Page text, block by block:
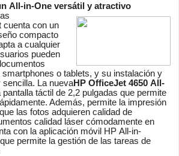
All-in-One versátil y atractivo
cuenta con un
compacto
a cualquier
pueden
o tablets, y su instalación y
La nuevaHP OfficeJet 4650 All-
pantalla táctil de 2,2 pulgadas que permite
Además, permite la impresión
las fotos adquieren calidad de
calidad láser cómodamente en
con la aplicación móvil HP All-in-
permite la gestión de las tareas de